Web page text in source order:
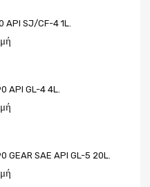
API SJ/CF-4 1L.
API GL-4 4L.
GEAR SAE API GL-5 20L.